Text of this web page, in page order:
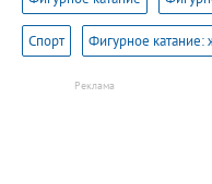
Спорт Фигурное